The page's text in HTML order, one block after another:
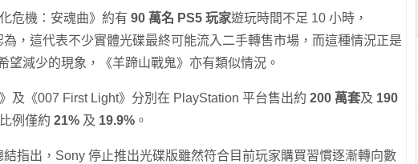
危機：安魂曲》約有 90 萬名 PS5 玩家遊玩時間不足 10 小時，
，這代表不少實體光碟最終可能流入二手轉售市場，而這種情況正是
望減少的現象，《羊蹄山戰鬼》亦有類似情況。
及《007 First Light》分別在 PlayStation 平台售出約 200 萬套及 190
例僅約 21% 及 19.9% 。
指出，Sony 停止推出光碟版雖然符合目前玩家購買習慣逐漸轉向數